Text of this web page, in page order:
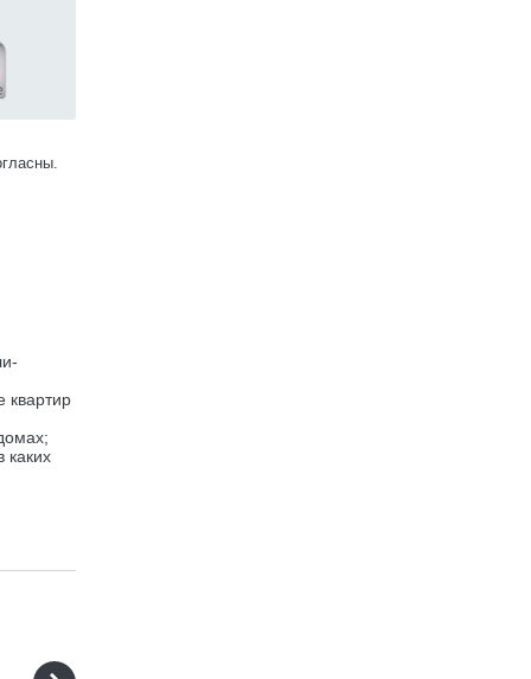
квартир
каких